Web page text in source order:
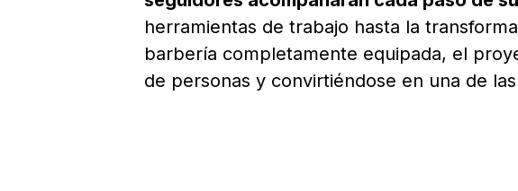
herramientas de trabajo hasta la
barbería completamente equipada, el
de personas y convirtiéndose en una de